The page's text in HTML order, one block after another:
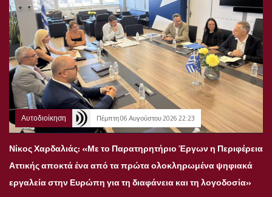
Αυτοδιοίκηση Πέμπτη 06 Αυγούστου 2026 22:23
Νίκος Χαρδαλιάς: «Με το Παρατηρητήριο Έργων η Περιφέρεια
Αττικής αποκτά ένα από τα πρώτα ολοκληρωμένα ψηφιακά
εργαλεία στην Ευρώπη για τη διαφάνεια και τη λογοδοσία»